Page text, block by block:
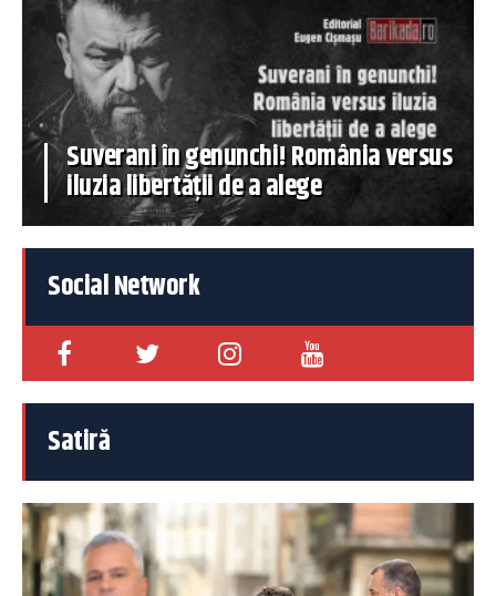
Suverani în genunchi! România versus
iluzia libertății de a alege
Social Network
Satiră